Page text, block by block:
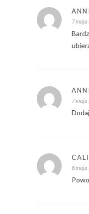
7 maja
7 maja
8 maja